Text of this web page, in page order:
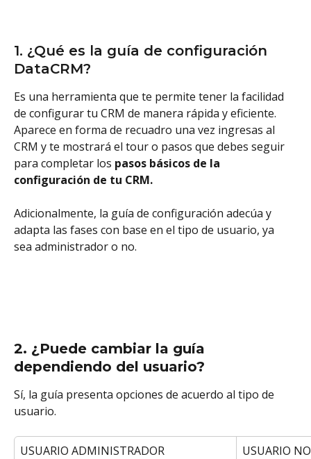
1. ¿Qué es la guía de configuración
DataCRM?
Es una herramienta que te permite tener la facilidad
de configurar tu CRM de manera rápida y eficiente.
Aparece en forma de recuadro una vez ingresas al
CRM y te mostrará el tour o pasos que debes seguir
para completar los pasos básicos de la
configuración de tu CRM.
Adicionalmente, la guía de configuración adecúa y
adapta las fases con base en el tipo de usuario, ya
sea administrador o no.
2. ¿Puede cambiar la guía
dependiendo del usuario?
Sí, la guía presenta opciones de acuerdo al tipo de
usuario.
USUARIO ADMINISTRADOR USUARIO